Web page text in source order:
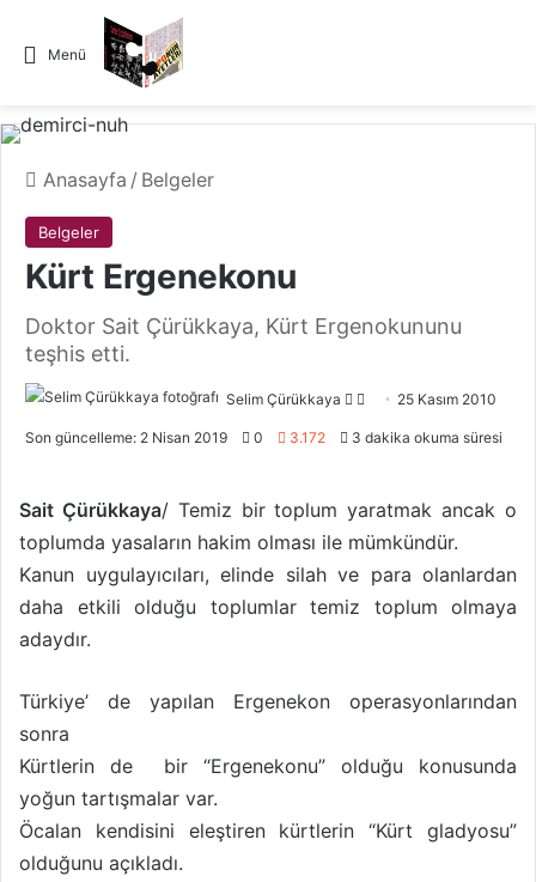
Menü
Anasayfa / Belgeler
Belgeler
Kürt Ergenekonu
Doktor Sait Çürükkaya, Kürt Ergenokununu
teşhis etti.
Selim Çürükkaya
F
o
o
w
o
n
-
p
o
ö
d
r
25 Kasım 2010
Son güncelleme: 2 Nisan 2019 0 3.172 3 dakika okuma süresi
Sait Çürükkaya/ Temiz bir toplum yaratmak ancak o
toplumda yasaların hakim olması ile mümkündür.
Kanun uygulayıcıları, elinde silah ve para olanlardan
daha etkili olduğu toplumlar temiz toplum olmaya
adaydır.
Türkiye’ de yapılan Ergenekon operasyonlarından
sonra
Kürtlerin de bir “Ergenekonu” olduğu konusunda
yoğun tartışmalar var.
Öcalan kendisini eleştiren kürtlerin “Kürt gladyosu”
olduğunu açıkladı.